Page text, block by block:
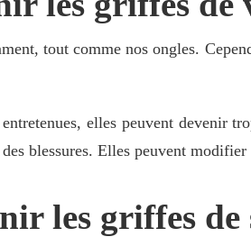
tout comme nos ongles.
elles peuvent devenir
blessures. Elles peuvent
les griffes de